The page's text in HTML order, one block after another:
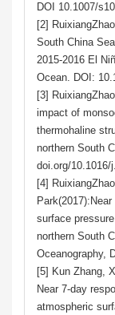
DOI 10.1007/
[2]
South China
2015-2016 El
Ocean. DOI:
[3]
impact of
thermohaline
northern South
doi.org/10.1016/
[4]
surface
northern South
Oceanography,
[5] Kun Zhang,
Near 7-day
atmospheric